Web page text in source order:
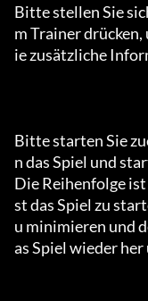
Bitte stellen Sie
m Trainer
ie zusätzliche
Bitte starten Sie
n das Spiel und
Die Reihenfolge
st das Spiel zu
u minimieren und
as Spiel wieder